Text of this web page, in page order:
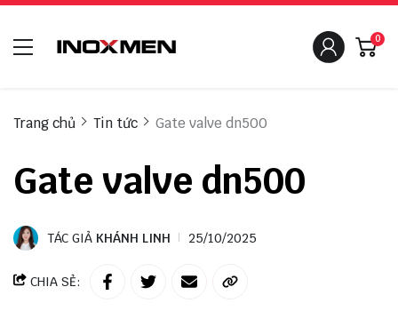
0
Trang chủ Tin tức Gate valve dn500
Gate valve dn500
TÁC GIẢ KHÁNH LINH 25/10/2025
CHIA SẺ: